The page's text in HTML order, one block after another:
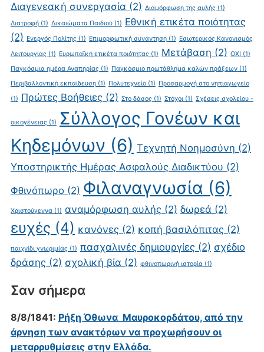
Διαγενεακή συνεργασία (2) Διαμόρφωση της αυλής (1)
Διατροφή(1) Δικαιώματα Παιδιού(1) Εθνική ετικέτα ποιότητας
(2) Ενεργός Πολίτης (1) Επιμορφωτική συνάντηση(1) Εσωτερικός Κανονισμός
Λειτουργίας (1) Ευρωπαϊκή ετικέτα ποιότητας (1) Μετάβαση (2) ΟΧΙ (1)
Παγκόσμια ημέρα Αναπηρίας (1) Παγκόσμιο πρωτάθλημα καλών πράξεων(1)
Περιβαλλοντική εκπαίδευση(1) Πολυτεχνείο(1) Προσαρμογή στο νηπιαγωγείο
(1) Πρώτες Βοήθειες (2) Στο δάσος (1) Στόχοι(1) Σχέσεις σχολείου -
οικογένειας (1)
Σύλλογος Γονέων και
Κηδεμόνων (6) Τεχνητή Νοημοσύνη (2)
Υποστηρικτής Ημέρας Ασφαλούς Διαδικτύου (2)
Φθινόπωρο(2) Φιλαναγνωσία (6)
Χριστούγεννα(1) αναμόρφωση αυλής (2) δωρεά (2)
ευχές (4) κανόνες (2) κοπή βασιλόπιτας (2)
παιχνίδι γνωριμίας (1) πασχαλινές δημιουργίες (2) σχέδιο
δράσης (2) σχολική βία (2) φθινοπωρινή ιστορία(1)
Σαν σήμερα
8/8/1841: Ρήξη Όθωνα  Μαυροκορδάτου, από την
άρνηση των ανακτόρων να προχωρήσουν οι
μεταρρυθμίσεις στην Ελλάδα.